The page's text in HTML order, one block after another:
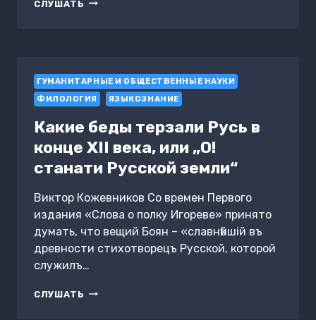
СЛУШАТЬ
БО
ВЬЩИЙ
ГУМАНИТАРНЫЕ И ОБЩЕСТВЕННЫЕ НАУКИ
ФИЛОЛОГИЯ
ЯЗЫКОЗНАНИЕ
Какие беды терзали Русь в
конце XII века, или „О!
станати Русской земли“
Виктор Кожевников Со времен Первого
издания «Слова о полку Игореве» принято
думать, что вещий Боян – «славнѣйшiй въ
древности стихотворецъ Русской, которой
служилъ…
СЛУШАТЬ КАКИЕ